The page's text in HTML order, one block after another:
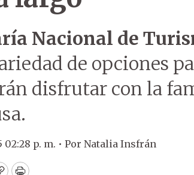
Nacional de
de opciones
disfrutar con la
p. m. • Por Natalia Insfrán